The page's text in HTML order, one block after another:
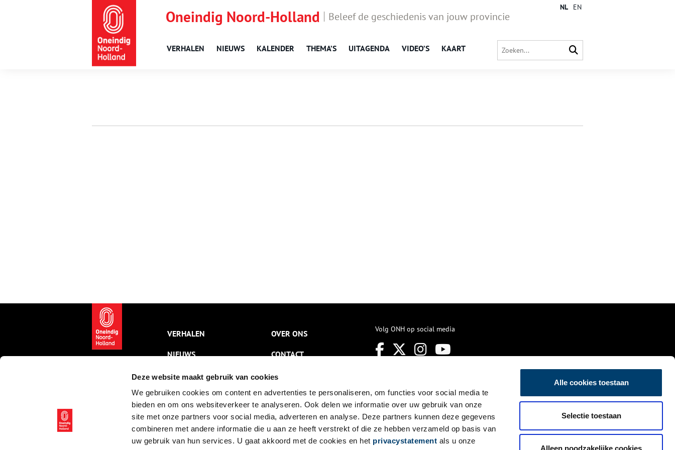
Deze website maakt gebruik van cookies
We gebruiken cookies om content en advertenties te personaliseren, om functies voor social media te
bieden en om ons websiteverkeer te analyseren. Ook delen we informatie over uw gebruik van onze
site met onze partners voor social media, adverteren en analyse. Deze partners kunnen deze gegevens
combineren met andere informatie die u aan ze heeft verstrekt of die ze hebben verzameld op basis van
uw gebruik van hun services. U gaat akkoord met de cookies en het privacystatement als u onze
Alle cookies toestaan
Selectie toestaan
Alleen noodzakelijke cookies
Oneindig Noord-Holland Beleef de geschiedenis van jouw provincie
VERHALEN NIEUWS KALENDER THEMA’S UITAGENDA VIDEO’S KAART
NL EN
VERHALEN
NIEUWS
KALENDER
THEMA’S
ACTIVITEITEN
VIDEO’S
OVER ONS
CONTACT
NIEUWSBRIEF
DISCLAIMER
PRIVACY
TOEGANKELIJKHEID
Volg ONH op social media